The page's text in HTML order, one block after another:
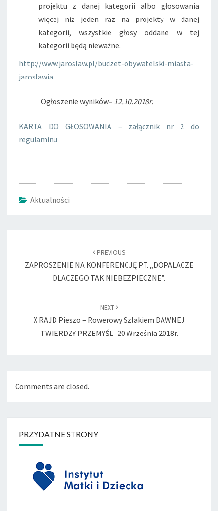
projektu z danej kategorii albo głosowania
więcej niż jeden raz na projekty w danej
kategorii, wszystkie głosy oddane w tej
kategorii będą nieważne.
http://www.jaroslaw.pl/budzet-obywatelski-miasta-
jaroslawia
Ogłoszenie wyników– 12.10.2018r.
KARTA DO GŁOSOWANIA – załącznik nr 2 do
regulaminu
Aktualności
PREVIOUS
ZAPROSZENIE NA KONFERENCJĘ PT. „DOPALACZE
DLACZEGO TAK NIEBEZPIECZNE”.
NEXT
X RAJD Pieszo – Rowerowy Szlakiem DAWNEJ
TWIERDZY PRZEMYŚL- 20 Września 2018r.
Comments are closed.
PRZYDATNE STRONY